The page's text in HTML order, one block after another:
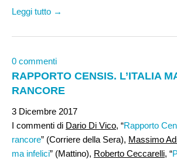
Leggi tutto →
0 commenti
RAPPORTO CENSIS. L’ITALIA
RANCORE
3 Dicembre 2017
I commenti di Dario Di Vico, “Rapporto
rancore” (Corriere della Sera), Massimo
ma infelici” (Mattino), Roberto Ceccarelli, “